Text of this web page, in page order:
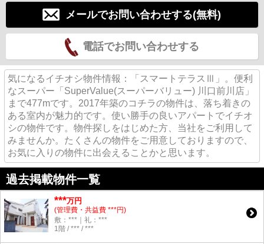
メールでお問い合わせする(無料)
電話でお問い合わせする
気になるイチオシ物件情報：「スマートテラスⅢ」。便利
なスーパー「SuperValue(スーパーバリュー) 川口前川店」
まで477mです。2017年築のコチラの物件は、落ち着きの
ある室内が魅力的です。使い勝手の良いアパートでイチオ
シの物件です。物件探しをはじめた方、当社をご利用して
みませんか。たくさんの物件をご用意しておりますので、
お気に入りの物件に出会えることかと思います。
過去掲載物件一覧
***万円
(管理費・共益費 ***円)
敷：***｜礼：***
1階 / *** / ***